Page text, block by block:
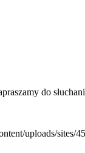
do
uploads/sites/